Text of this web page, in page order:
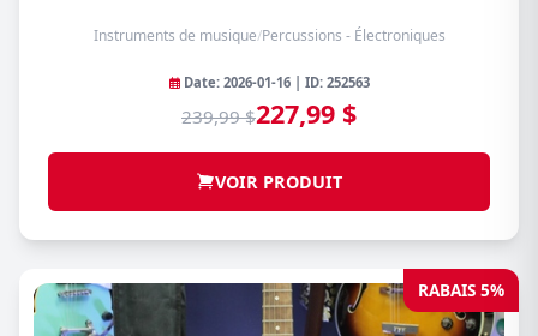
Instruments de musique/Percussions - Électroniques
Date: 2026-01-16 | ID: 252563
239,99 $227,99 $
VOIR PRODUIT
RABAIS 5%